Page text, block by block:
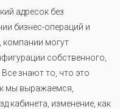
адресок без
бизнес-операций и
компании могут
собственного,
знают то, что это
мы выражаемся,
кабинета, изменение, как